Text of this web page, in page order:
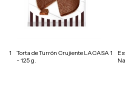
1
Torta de Turrón Crujiente LACASA
- 125 g.
1